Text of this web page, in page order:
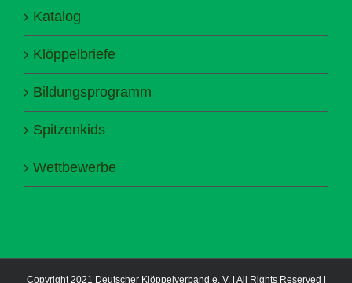
Katalog
Klöppelbriefe
Bildungsprogramm
Spitzenkids
Wettbewerbe
Copyright 2021 Deutscher Klöppelverband e. V. | All Rights Reserved |